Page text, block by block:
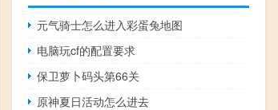
元气骑士怎么进入彩蛋兔地图
电脑玩cf的配置要求
保卫萝卜码头第66关
原神夏日活动怎么进去